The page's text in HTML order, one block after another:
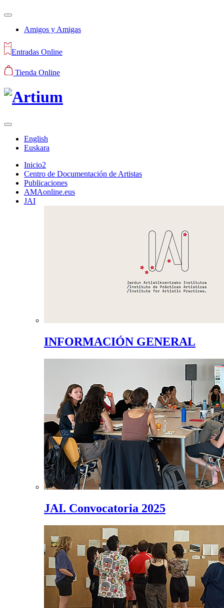
Amigos y Amigas
Entradas Online
Tienda Online
English
Euskara
Inicio2
Centro de Documentación de Artistas
Publicaciones
AMAonline.eus
JAI
INFORMACIÓN GENERAL
JAI. Convocatoria 2025